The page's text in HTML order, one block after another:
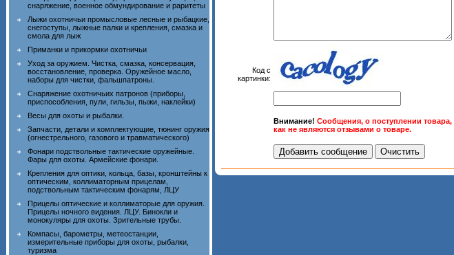
снаряжение, военное обмундирование и раритеты
Лыжи охотничьи промысловые лесные и рыбацкие,
снегоступы, лыжные палки и крепления, смазка и
смола для лыж
Приманки и прикормки охотничьи
Уход за оружием. Чистка, смазка, консервация,
восстановление, проверка. Оружейное масло,
наборы для чистки, фальшпатроны.
Снаряжение охотничьих патронов (приборы,
приспособления, пули, гильзы, пыжи, наклейки)
Весы для охоты и рыбалки.
Запчасти, детали и комплектующие, тюнинг оружия
(огнестрельного, газового и травматического)
Фонари подствольные тактические оружейные.
Фары для охоты. Армейские фонари.
Крепления для оптики, кольца, базы, кронштейны к
оптическим, коллиматорным прицелам,
подствольным тактическим фонарям, ЛЦУ
Прицелы оптические и коллиматорые для оружия.
Прицелы ночного видения. ЛЦУ. Бинокли и
монокуляры для охоты. Зрительные трубы.
Компасы, барометры, метеостанции,
измерительные приборы для охоты, рыбалки,
туризма
Код с
картинки:
Внимание! Сообщения, о поступлении товара,
как не являются отзывами о товаре.